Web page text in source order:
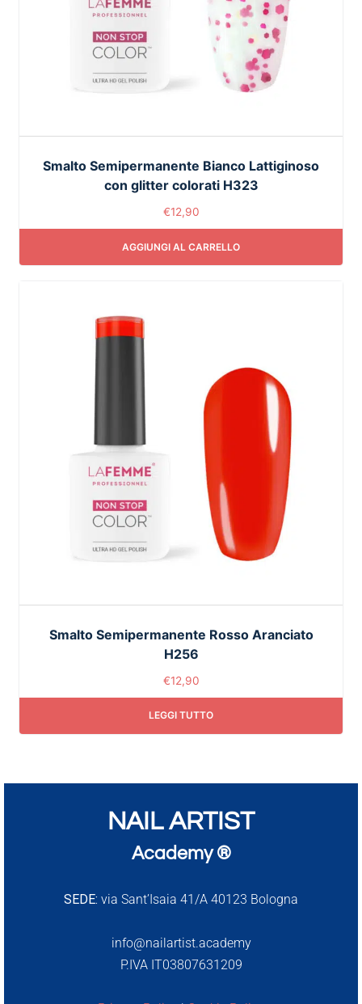
Smalto Semipermanente Bianco Lattiginoso
con glitter colorati H323
€12,90
AGGIUNGI AL CARRELLO
Smalto Semipermanente Rosso Aranciato
H256
€12,90
LEGGI TUTTO
NAIL ARTIST
Academy ®
SEDE: via Sant’Isaia 41/A 40123 Bologna
info@nailartist.academy
P.IVA IT03807631209